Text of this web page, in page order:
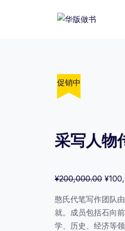
促销中
采写人物
¥200,000.00 原
为：
¥
憨氏代笔写作团队
就。成员包括石向
学、历史、经济等
促销中
促销中
促销中
促销中